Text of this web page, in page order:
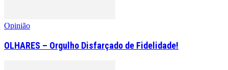
Opinião
OLHARES – Orgulho Disfarçado de Fidelidade!